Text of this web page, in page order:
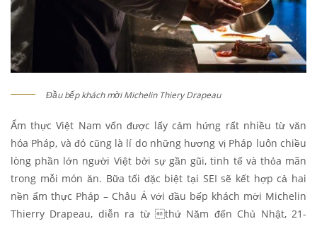
Đầu bếp khách mời Michelin Thiery Drapeau
Ẩm thực Việt Nam vốn được lấy cảm hứng rất nhiều từ văn
hóa Pháp, và đó cũng là lí do những hương vị Pháp luôn chiều
lòng phần lớn người Việt bởi sự gần gũi, tinh tế và thỏa mãn
trong mỗi món ăn. Bữa tối đặc biệt tại SEI sẽ kết hợp cả hai
nền ẩm thực Pháp – Châu Á với đầu bếp khách mời Michelin
Thierry Drapeau, diễn ra từ thứ Năm đến Chủ Nhật, 21-